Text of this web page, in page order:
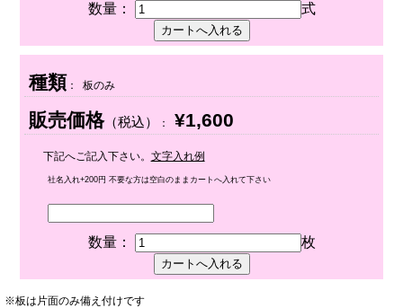
数量： 式
種類 ： 板のみ
販売価格（税込） ： ¥1,600
下記へご記入下さい。 文字入れ例
社名入れ+200円 不要な方は空白のままカートへ入れて下さい
数量： 枚
※板は片面のみ備え付けです